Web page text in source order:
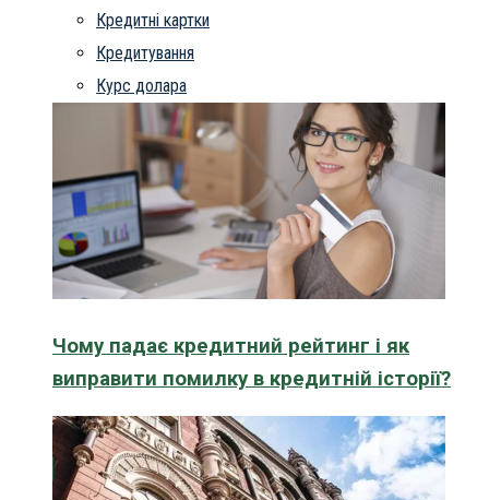
Кредитні картки
Кредитування
Курс долара
Чому падає кредитний рейтинг і як
виправити помилку в кредитній історії?